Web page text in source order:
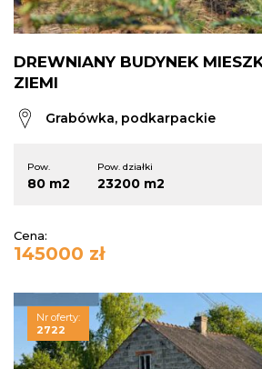
DREWNIANY BUDYNEK
ZIEMI
Grabówka, podkarpackie
Pow.
80 m2
Pow. działki
23200 m2
Cena:
145000 zł
Nr oferty:
2722